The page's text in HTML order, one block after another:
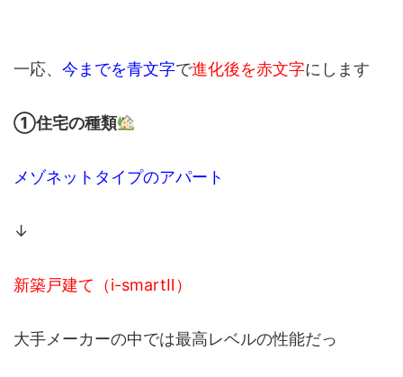
一応、 今までを青文字で進化後を赤文字にします
①住宅の種類
メゾネットタイプのアパート
↓
新築戸建て（i-smartⅡ）
大手メーカーの中では最高レベルの性能だっ